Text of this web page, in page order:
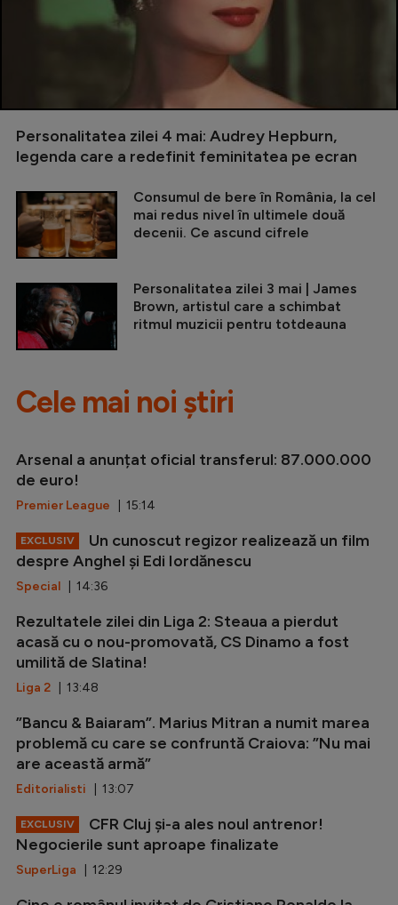
Personalitatea zilei 4 mai: Audrey Hepburn,
legenda care a redefinit feminitatea pe ecran
Consumul de bere în România, la cel
mai redus nivel în ultimele două
decenii. Ce ascund cifrele
Personalitatea zilei 3 mai | James
Brown, artistul care a schimbat
ritmul muzicii pentru totdeauna
Cele mai noi știri
Arsenal a anunțat oficial transferul: 87.000.000
de euro!
Premier League | 15:14
EXCLUSIV
Un cunoscut regizor realizează un film
despre Anghel și Edi Iordănescu
Special | 14:36
Rezultatele zilei din Liga 2: Steaua a pierdut
acasă cu o nou-promovată, CS Dinamo a fost
umilită de Slatina!
Liga 2 | 13:48
”Bancu & Baiaram”. Marius Mitran a numit marea
problemă cu care se confruntă Craiova: ”Nu mai
are această armă”
Editorialisti | 13:07
EXCLUSIV
CFR Cluj și-a ales noul antrenor!
Negocierile sunt aproape finalizate
SuperLiga | 12:29